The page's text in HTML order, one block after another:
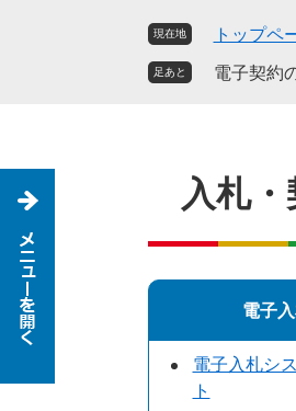
で
ば
現在地 トップペ
足あと 電子契約
入札
電子
電子入札シ
ト